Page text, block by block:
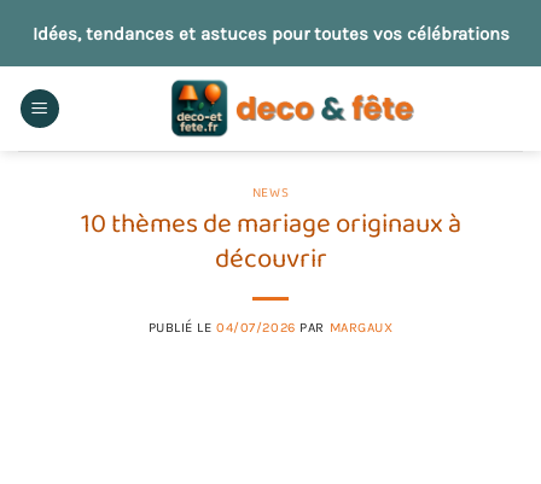
contenu
Idées, tendances et astuces pour toutes vos célébrations
NEWS
10 thèmes de mariage originaux à
découvrir
PUBLIÉ LE04/07/2026 PAR MARGAUX